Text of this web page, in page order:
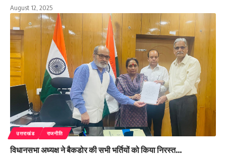
August 12, 2025
उत्तराखंड राजनीति
विधानसभा अध्यक्ष ने बैकडोर की सभी भर्तियों को किया निरस्त…